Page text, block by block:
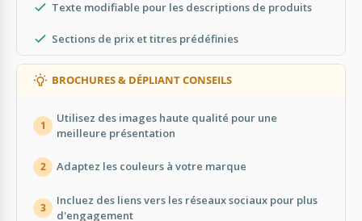
Texte modifiable pour les descriptions de produits
Sections de prix et titres prédéfinies
BROCHURES & DÉPLIANT CONSEILS
1
Utilisez des images haute qualité pour une
meilleure présentation
2 Adaptez les couleurs à votre marque
3
Incluez des liens vers les réseaux sociaux pour plus
d'engagement